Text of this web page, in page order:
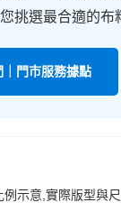
挑選最合適的布
｜門市服務據點
示意,實際版型與